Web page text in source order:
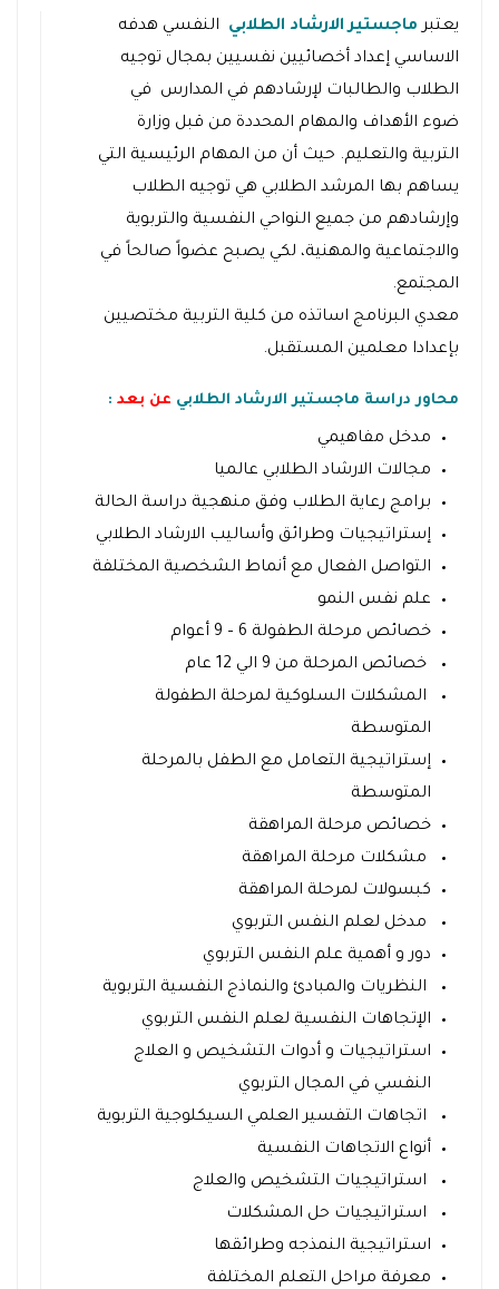
يعتبر ماجستير الارشاد الطلابي
النفسي هدفه
الاساسي إعداد أخصائيين نفسيين بمجال توجيه
الطلاب والطالبات لإرشادهم في المدارس في
ضوء الأهداف والمهام المحددة من قبل وزارة
التربية والتعليم. حيث أن من المهام الرئيسية التي
يساهم بها المرشد الطلابي هي توجيه الطلاب
وإرشادهم من جميع النواحي النفسية والتربوية
والاجتماعية والمهنية، لكي يصبح عضواً صالحاً في
المجتمع.
معدي البرنامج اساتذه من كلية التربية مختصيين
بإعدادا معلمين المستقبل.
محاور دراسة ماجستير الارشاد الطلابي عن بعد :
مدخل مفاهيمي
مجالات الارشاد الطلابي عالميا
برامج رعاية الطلاب وفق منهجية دراسة الحالة
إستراتيجيات وطرائق وأساليب الارشاد الطلابي
التواصل الفعال مع أنماط الشخصية المختلفة
علم نفس النمو
خصائص مرحلة الطفولة 6 – 9 أعوام
خصائص المرحلة من 9 الي 12 عام
المشكلات السلوكية لمرحلة الطفولة
المتوسطة
إستراتيجية التعامل مع الطفل بالمرحلة
المتوسطة
خصائص مرحلة المراهقة
مشكلات مرحلة المراهقة
كبسولات لمرحلة المراهقة
مدخل لعلم النفس التربوي
دور و أهمية علم النفس التربوي
النظريات والمبادئ والنماذج النفسية التربوية
الإتجاهات النفسية لعلم النفس التربوي
استراتيجيات و أدوات التشخيص و العلاج
النفسي في المجال التربوي
اتجاهات التفسير العلمي السيكلوجية التربوية
أنواع الاتجاهات النفسية
استراتيجيات التشخيص والعلاج
استراتيجيات حل المشكلات
استراتيجية النمذجه وطرائقها
معرفة مراحل التعلم المختلفة